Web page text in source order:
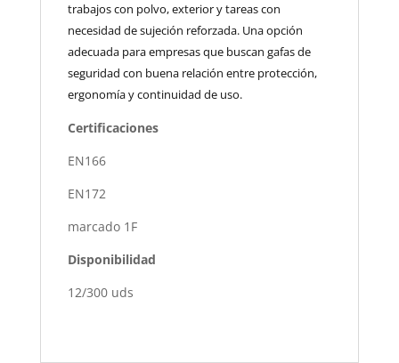
trabajos con polvo, exterior y tareas con
necesidad de sujeción reforzada. Una opción
adecuada para empresas que buscan gafas de
seguridad con buena relación entre protección,
ergonomía y continuidad de uso.
Certificaciones
EN166
EN172
marcado 1F
Disponibilidad
12/300 uds